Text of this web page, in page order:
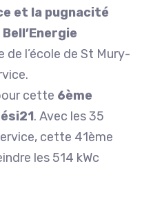
et la pugnacité
l’école de St Mury-
cette 6ème
. Avec les 35
cette 41ème
les 514 kWc